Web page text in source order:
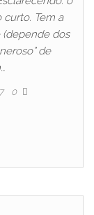
Tem a
dos
de
0